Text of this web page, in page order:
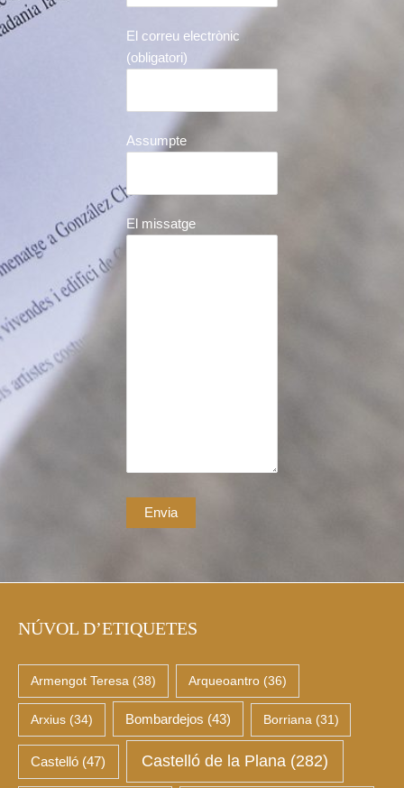
El correu electrònic
(obligatori)
Assumpte
El missatge
NÚVOL D’ETIQUETES
Armengot Teresa (38) Arqueoantro(36)
Arxius(34) Bombardejos (43) Borriana (31)
Castelló (47) Castelló de la Plana (282)